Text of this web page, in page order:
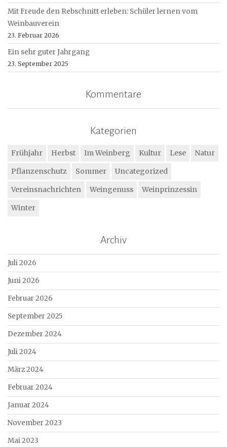
Mit Freude den Rebschnitt erleben: Schüler lernen vom
Weinbauverein
23. Februar 2026
Ein sehr guter Jahrgang
23. September 2025
Kommentare
Kategorien
Frühjahr Herbst Im Weinberg Kultur Lese
Natur
Pflanzenschutz
Sommer
Uncategorized
Vereinsnachrichten
Weingenuss
Weinprinzessin
Winter
Archiv
Juli 2026
Juni 2026
Februar 2026
September 2025
Dezember 2024
Juli 2024
März 2024
Februar 2024
Januar 2024
November 2023
Mai 2023